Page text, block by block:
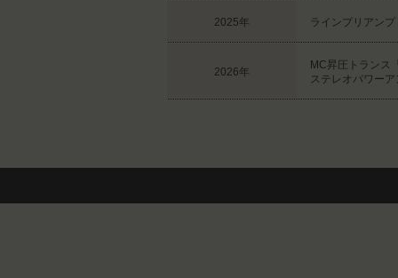
2025年 ラインプリアン
2026年
MC昇圧トランス
ステレオパワー